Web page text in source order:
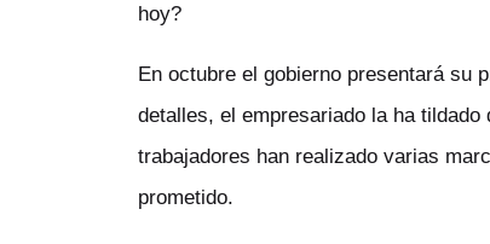
hoy?
En octubre el gobierno presentará su
detalles, el empresariado la ha
trabajadores han realizado varias
prometido.